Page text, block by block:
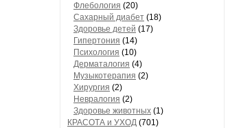
Флебология (20)
Сахарный диабет (18)
Здоровье детей (17)
Гипертония (14)
Психология (10)
Дерматалогия (4)
Музыкотерапия (2)
Хирургия (2)
Невралогия (2)
Здоровье животных (1)
КРАСОТА и УХОД (701)